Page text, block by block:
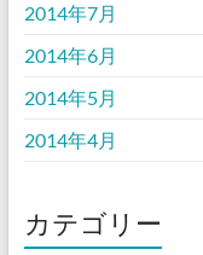
2014年7月
2014年6月
2014年5月
2014年4月
カテゴリー